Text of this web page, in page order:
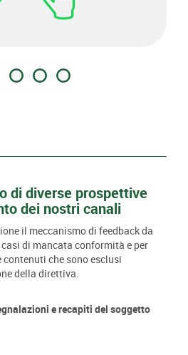
di diverse prospettive
dei nostri canali
il meccanismo di feedback da
di mancata conformità e per
che sono esclusi
della direttiva.
e recapiti del soggetto